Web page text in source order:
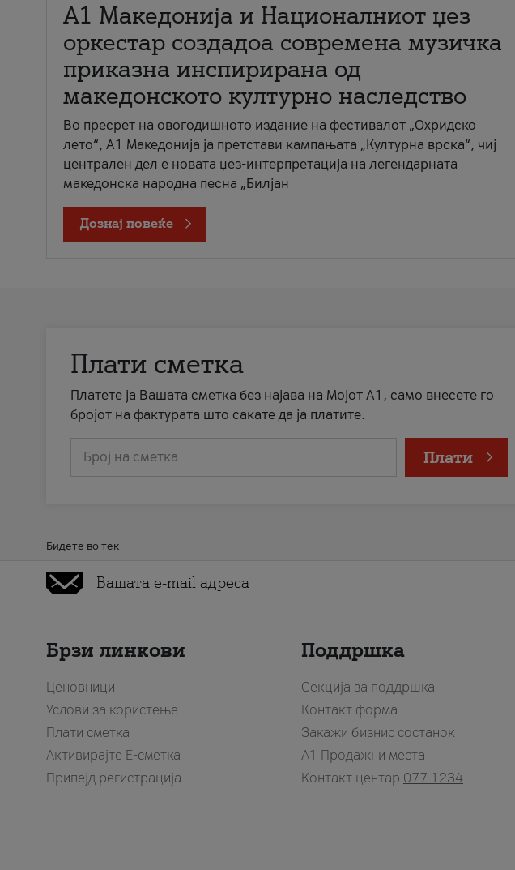
А1 Македонија и Националниот џез
оркестар создадоа современа музичка
приказна инспирирана од
македонското културно наследство
Во пресрет на овогодишното издание на фестивалот „Охридско
лето“, А1 Македонија ја претстави кампањата „Културна врска“, чиј
централен дел е новата џез-интерпретација на легендарната
македонска народна песна „Билјан
Дознај повеќе
Плати сметка
Платете ја Вашата сметка без најава на Мојот А1, само внесете го
бројот на фактурата што сакате да ја платите.
Број на сметка Плати
Бидете во тек
Брзи линкови
Ценовници
Услови за користење
Плати сметка
Активирајте Е-сметка
Припејд регистрација
Поддршка
Секција за поддршка
Контакт форма
Закажи бизнис состанок
A1 Продажни места
Контакт центар 077 1234